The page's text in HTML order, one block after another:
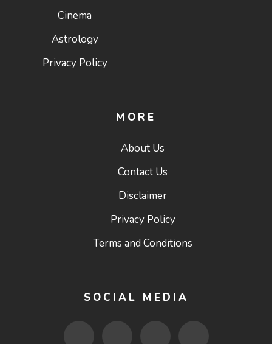
Cinema
Astrology
Privacy Policy
MORE
About Us
Contact Us
Disclaimer
Privacy Policy
Terms and Conditions
SOCIAL MEDIA